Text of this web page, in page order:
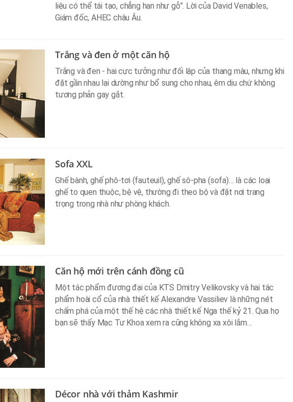
liệu có thể tái tạo, chẳng hạn như gỗ”. Lời của David Venables,
Giám đốc, AHEC châu Âu.
Trắng và đen ở một căn hộ
Trắng và đen - hai cực tưởng như đối lập của thang màu, nhưng khi
đặt gần nhau lại dường như bổ sung cho nhau, êm dịu chứ không
tương phản gay gắt.
Sofa XXL
Ghế bành, ghế phô-tơi (fauteuil), ghế sô-pha (sofa)… là các loại
ghế to quen thuộc, bệ vệ, thường đi theo bộ và đặt nơi trang
trọng trong nhà như phòng khách.
Căn hộ mới trên cánh đồng cũ
Một tác phẩm đương đại của KTS Dmitry Velikovsky và hai tác
phẩm hoài cổ của nhà thiết kế Alexandre Vassiliev là những nét
chấm phá của một thế hệ các nhà thiết kế Nga thế kỷ 21. Qua họ
bạn sẽ thấy Mạc Tư Khoa xem ra cũng không xa xôi lắm…
Décor nhà với thảm Kashmir